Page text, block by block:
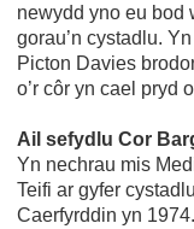
newydd yno eu bod
gorau’n cystadlu.
Picton Davies
o’r côr yn cael pryd
Ail sefydlu Cor
Yn nechrau mis
Teifi ar gyfer
Caerfyrddin yn